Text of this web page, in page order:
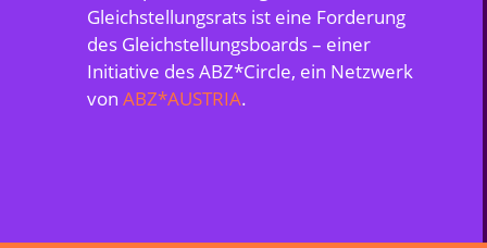
Gleichstellungsrats ist eine Forderung
des Gleichstellungsboards – einer
Initiative des ABZ*Circle, ein Netzwerk
von ABZ*AUSTRIA.